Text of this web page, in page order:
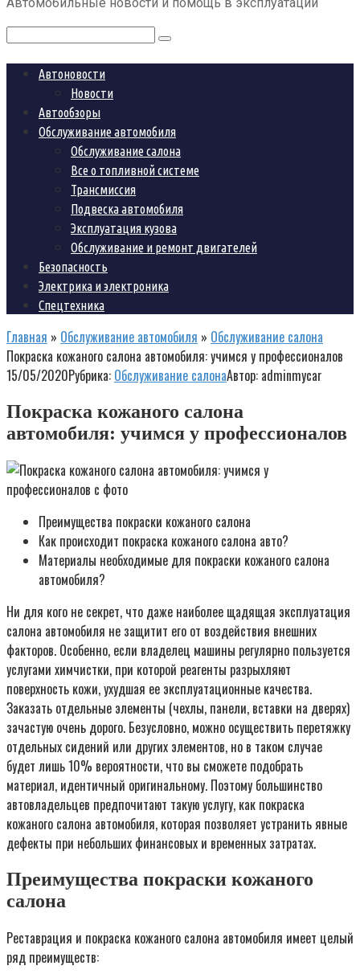
Поиск:
Автоновости
Новости
Автообзоры
Обслуживание автомобиля
Обслуживание салона
Все о топливной системе
Трансмиссия
Подвеска автомобиля
Эксплуатация кузова
Обслуживание и ремонт двигателей
Безопасность
Электрика и электроника
Спецтехника
Главная » Обслуживание автомобиля » Обслуживание салона
Покраска кожаного салона автомобиля: учимся у профессионалов
15/05/2020Рубрика: Обслуживание салонаАвтор: adminmycar
Покраска кожаного салона
автомобиля: учимся у профессионалов
Преимущества покраски кожаного салона
Как происходит покраска кожаного салона авто?
Материалы необходимые для покраски кожаного салона
автомобиля?
Ни для кого не секрет, что даже наиболее щадящая эксплуатация
салона автомобиля не защитит его от воздействия внешних
факторов. Особенно, если владелец машины регулярно пользуется
услугами химчистки, при которой реагенты разрыхляют
поверхность кожи, ухудшая ее эксплуатационные качества.
Заказать отдельные элементы (чехлы, панели, вставки на дверях)
зачастую очень дорого. Безусловно, можно осуществить перетяжку
отдельных сидений или других элементов, но в таком случае
будет лишь 10% вероятности, что вы сможете подобрать
материал, идентичный оригинальному. Поэтому большинство
автовладельцев предпочитают такую услугу, как покраска
кожаного салона автомобиля, которая позволяет устранить явные
дефекты при небольших финансовых и временных затратах.
Преимущества покраски кожаного
салона
Реставрация и покраска кожаного салона автомобиля имеет целый
ряд преимуществ: